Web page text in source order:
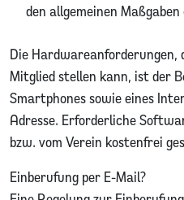
den allgemeinen
Die Hardwareanforderungen,
Mitglied stellen kann, ist der
Smartphones sowie eines
Adresse. Erforderliche
bzw. vom Verein kostenfrei
Einberufung per E-Mail?